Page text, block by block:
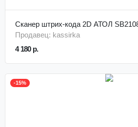
Сканер штрих-кода 2D АТОЛ
Продавец: kassirka
4 180 р.
-15%